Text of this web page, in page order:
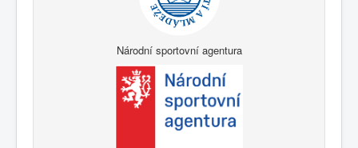
Národní sportovní agentura